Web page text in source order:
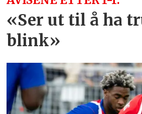
«Ser ut til å ha
blink»